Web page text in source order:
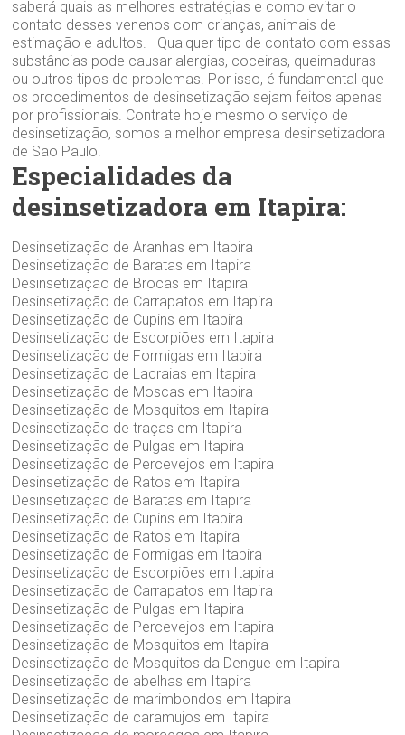
saberá quais as melhores estratégias e como evitar o
contato desses venenos com crianças, animais de
estimação e adultos. Qualquer tipo de contato com essas
substâncias pode causar alergias, coceiras, queimaduras
ou outros tipos de problemas. Por isso, é fundamental que
os procedimentos de desinsetização sejam feitos apenas
por profissionais. Contrate hoje mesmo o serviço de
desinsetização, somos a melhor empresa desinsetizadora
de São Paulo.
Especialidades da
desinsetizadora em Itapira:
Desinsetização de Aranhas em Itapira
Desinsetização de Baratas em Itapira
Desinsetização de Brocas em Itapira
Desinsetização de Carrapatos em Itapira
Desinsetização de Cupins em Itapira
Desinsetização de Escorpiões em Itapira
Desinsetização de Formigas em Itapira
Desinsetização de Lacraias em Itapira
Desinsetização de Moscas em Itapira
Desinsetização de Mosquitos em Itapira
Desinsetização de traças em Itapira
Desinsetização de Pulgas em Itapira
Desinsetização de Percevejos em Itapira
Desinsetização de Ratos em Itapira
Desinsetização de Baratas em Itapira
Desinsetização de Cupins em Itapira
Desinsetização de Ratos em Itapira
Desinsetização de Formigas em Itapira
Desinsetização de Escorpiões em Itapira
Desinsetização de Carrapatos em Itapira
Desinsetização de Pulgas em Itapira
Desinsetização de Percevejos em Itapira
Desinsetização de Mosquitos em Itapira
Desinsetização de Mosquitos da Dengue em Itapira
Desinsetização de abelhas em Itapira
Desinsetização de marimbondos em Itapira
Desinsetização de caramujos em Itapira